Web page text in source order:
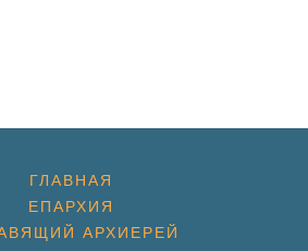
ГЛАВНАЯ
ЕПАРХИЯ
АРХИЕРЕЙ